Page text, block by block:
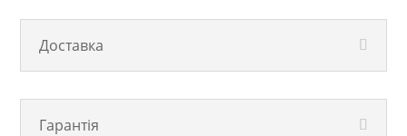
Доставка
Гарантія